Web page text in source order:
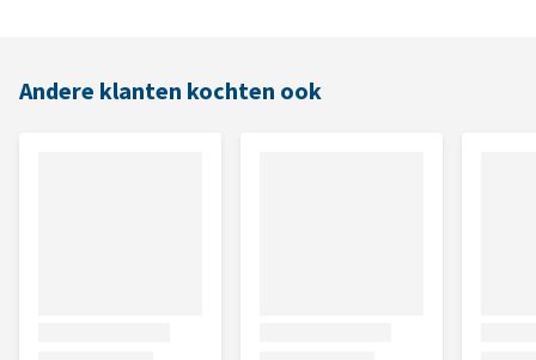
Andere klanten kochten ook